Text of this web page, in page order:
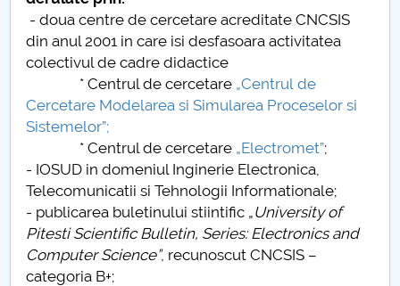
Nr. de telefon si adrese Facultăți
Admission
Români de pretutindeni - ADMITERE
Senate
Faculties
Studenți
- doua centre de cercetare acreditate CNCSIS
din anul 2001 in care isi desfasoara activitatea
colectivul de cadre didactice
* Centrul de cercetare „Centrul de
Cercetare Modelarea si Simularea Proceselor si
Sistemelor”;
* Centrul de cercetare „Electromet”;
- IOSUD in domeniul Inginerie Electronica,
Telecomunicatii si Tehnologii Informationale;
- publicarea buletinului stiintific „University of
Pitesti Scientific Bulletin, Series: Electronics and
Computer Science”, recunoscut CNCSIS –
categoria B+;